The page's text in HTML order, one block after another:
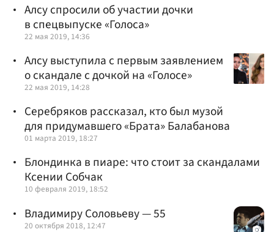
Алсу спросили об участии дочки
в спецвыпуске «Голоса»
22 мая 2019, 14:36
Алсу выступила с первым заявлением
о скандале с дочкой на «Голосе»
22 мая 2019, 14:28
Серебряков рассказал, кто был музой
для придумавшего «Брата» Балабанова
01 марта 2019, 18:27
Блондинка в пиаре: что стоит за скандалами
Ксении Собчак
10 февраля 2019, 18:52
Владимиру Соловьеву — 55
20 октября 2018, 12:47